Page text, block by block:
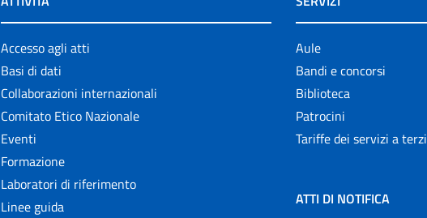
Accesso agli atti
Basi di dati
Collaborazioni internazionali
Comitato Etico Nazionale
Eventi
Formazione
Laboratori di riferimento
Linee guida
Aule
Bandi e concorsi
Biblioteca
Patrocini
Tariffe dei servizi a terzi
ATTI DI NOTIFICA